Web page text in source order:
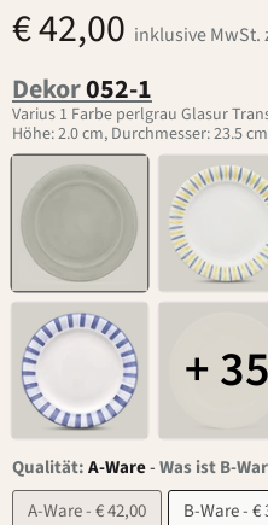
€ 42,00 inklusive MwSt.
Dekor052-1
Varius 1 Farbe perlgrau Glasur
Höhe: 2.0 cm, Durchmesser: 23.5
+ 35
Qualität:A-Ware-Was ist B-
A-Ware - € 42,00
B-